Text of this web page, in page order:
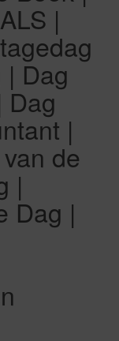
e
|
Dag
Dag
|
de
|
Dag |